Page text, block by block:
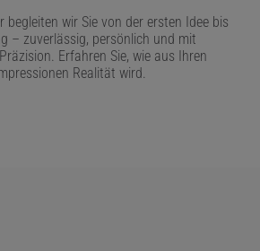
begleiten wir Sie von der ersten Idee bis
– zuverlässig, persönlich und mit
Erfahren Sie, wie aus Ihren
Realität wird.